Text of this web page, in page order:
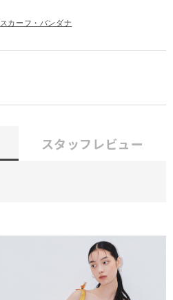
スカーフ・バンダナ
スタッフレビュー